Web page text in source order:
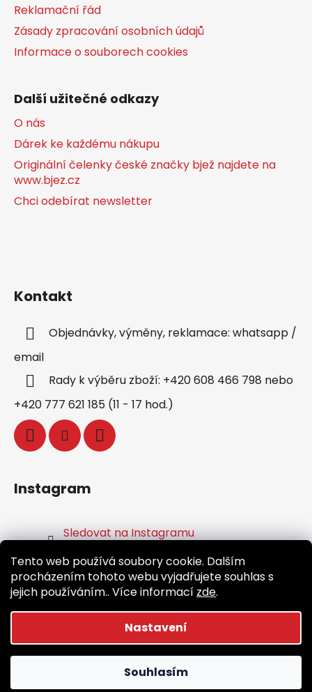
Tento web používá soubory cookie. Dalším
procházením tohoto webu vyjadřujete souhlas s
jejich používáním.. Více informací zde.
Nastavení
Souhlasím
Reklamační řád
Zásady zpracování osobních údajů
Informace o souborech cookies
Další užitečné odkazy
O nás
Dárek ke každému nákupu
Originální čelenky české značky bjež najdete na
www.bjez.cz
Chci odebírat newsletter
Kontakt
Objednávky, výměny, reklamace: whatsapp /
email
Rady k výběru zboží: +420 608 466 798 nebo
+420 777 621 185 (11 - 17 hod.)
Instagram
Sledovat na Instagramu
Facebook
Vytvořil Shoptet
Běž.cz. Všechna práva vyhrazena.